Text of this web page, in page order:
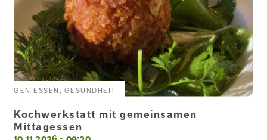
GENIESSEN, GESUNDHEIT
Kochwerkstatt mit gemeinsamen
Mittagessen